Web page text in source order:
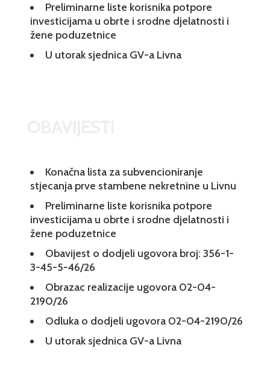
Preliminarne liste korisnika potpore
investicijama u obrte i srodne djelatnosti i
žene poduzetnice
U utorak sjednica GV-a Livna
Konačna lista za subvencioniranje
stjecanja prve stambene nekretnine u Livnu
Preliminarne liste korisnika potpore
investicijama u obrte i srodne djelatnosti i
žene poduzetnice
Obavijest o dodjeli ugovora broj: 356-1-
3-45-5-46/26
Obrazac realizacije ugovora 02-04-
2190/26
Odluka o dodjeli ugovora 02-04-2190/26
U utorak sjednica GV-a Livna